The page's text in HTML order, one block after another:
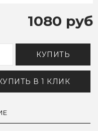
1080 руб
КУПИТЬ
В 1 КЛИК